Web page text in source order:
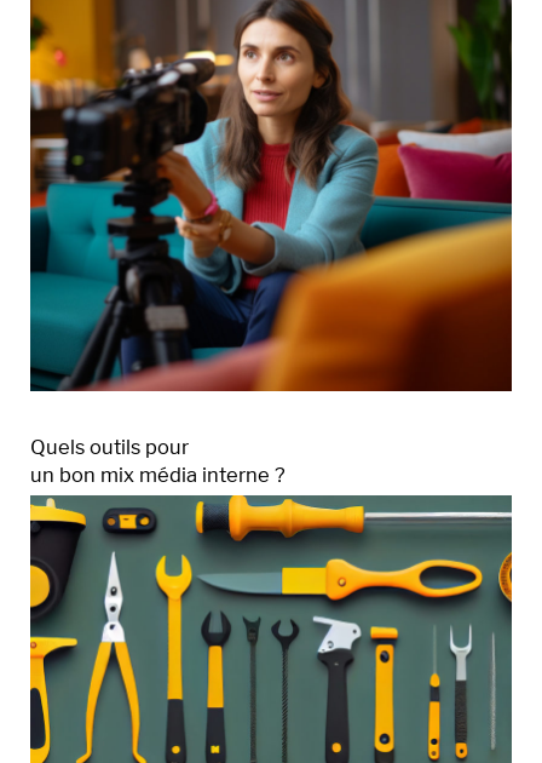
Quels outils pour
un bon mix média interne ?